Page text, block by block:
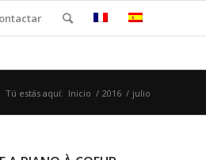
Tú estás aquí: Inicio / 2016 / julio